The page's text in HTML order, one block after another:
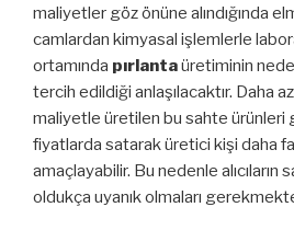
maliyetler göz önüne alındığında
camlardan kimyasal işlemlerle
ortamında pırlantaüretiminin
tercih edildiği anlaşılacaktır. Daha
maliyetle üretilen bu sahte ürünleri
fiyatlarda satarak üretici kişi daha
amaçlayabilir. Bu nedenle alıcıların
oldukça uyanık olmaları